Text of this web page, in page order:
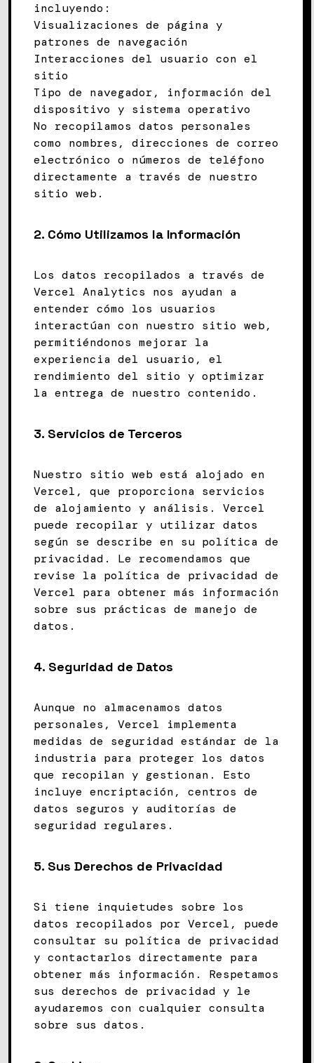
incluyendo:
Visualizaciones de página y
patrones de navegación
Interacciones del usuario con el
sitio
Tipo de navegador, información del
dispositivo y sistema operativo
No recopilamos datos personales
como nombres, direcciones de correo
electrónico o números de teléfono
directamente a través de nuestro
sitio web.
2. Cómo Utilizamos la Información
Los datos recopilados a través de
Vercel Analytics nos ayudan a
entender cómo los usuarios
interactúan con nuestro sitio web,
permitiéndonos mejorar la
experiencia del usuario, el
rendimiento del sitio y optimizar
la entrega de nuestro contenido.
3. Servicios de Terceros
Nuestro sitio web está alojado en
Vercel, que proporciona servicios
de alojamiento y análisis. Vercel
puede recopilar y utilizar datos
según se describe en su política de
privacidad. Le recomendamos que
revise la política de privacidad de
Vercel para obtener más información
sobre sus prácticas de manejo de
datos.
4. Seguridad de Datos
Aunque no almacenamos datos
personales, Vercel implementa
medidas de seguridad estándar de la
industria para proteger los datos
que recopilan y gestionan. Esto
incluye encriptación, centros de
datos seguros y auditorías de
seguridad regulares.
5. Sus Derechos de Privacidad
Si tiene inquietudes sobre los
datos recopilados por Vercel, puede
consultar su política de privacidad
y contactarlos directamente para
obtener más información. Respetamos
sus derechos de privacidad y le
ayudaremos con cualquier consulta
sobre sus datos.